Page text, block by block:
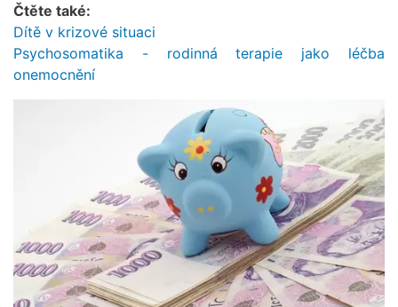
Čtěte také:
Dítě v krizové situaci
Psychosomatika - rodinná terapie jako léčba
onemocnění